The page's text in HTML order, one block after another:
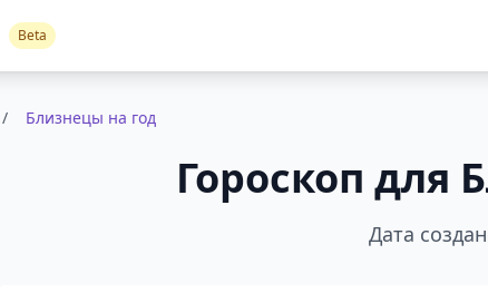
Beta
/ Близнецы на год
Гороскоп для
Дата